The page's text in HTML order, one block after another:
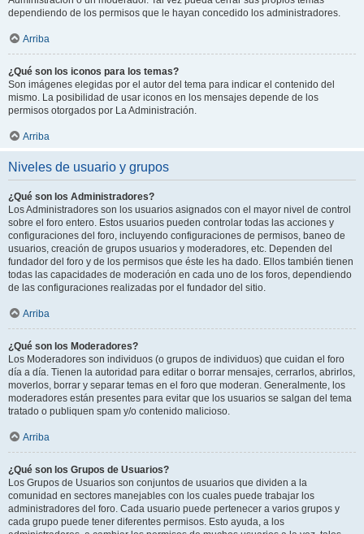
dependiendo de los permisos que le hayan concedido los administradores.
Arriba
¿Qué son los iconos para los temas?
Son imágenes elegidas por el autor del tema para indicar el contenido del
mismo. La posibilidad de usar iconos en los mensajes depende de los
permisos otorgados por La Administración.
Arriba
Niveles de usuario y grupos
¿Qué son los Administradores?
Los Administradores son los usuarios asignados con el mayor nivel de control
sobre el foro entero. Estos usuarios pueden controlar todas las acciones y
configuraciones del foro, incluyendo configuraciones de permisos, baneo de
usuarios, creación de grupos usuarios y moderadores, etc. Dependen del
fundador del foro y de los permisos que éste les ha dado. Ellos también tienen
todas las capacidades de moderación en cada uno de los foros, dependiendo
de las configuraciones realizadas por el fundador del sitio.
Arriba
¿Qué son los Moderadores?
Los Moderadores son individuos (o grupos de individuos) que cuidan el foro
día a día. Tienen la autoridad para editar o borrar mensajes, cerrarlos, abrirlos,
moverlos, borrar y separar temas en el foro que moderan. Generalmente, los
moderadores están presentes para evitar que los usuarios se salgan del tema
tratado o publiquen spam y/o contenido malicioso.
Arriba
¿Qué son los Grupos de Usuarios?
Los Grupos de Usuarios son conjuntos de usuarios que dividen a la
comunidad en sectores manejables con los cuales puede trabajar los
administradores del foro. Cada usuario puede pertenecer a varios grupos y
cada grupo puede tener diferentes permisos. Esto ayuda, a los